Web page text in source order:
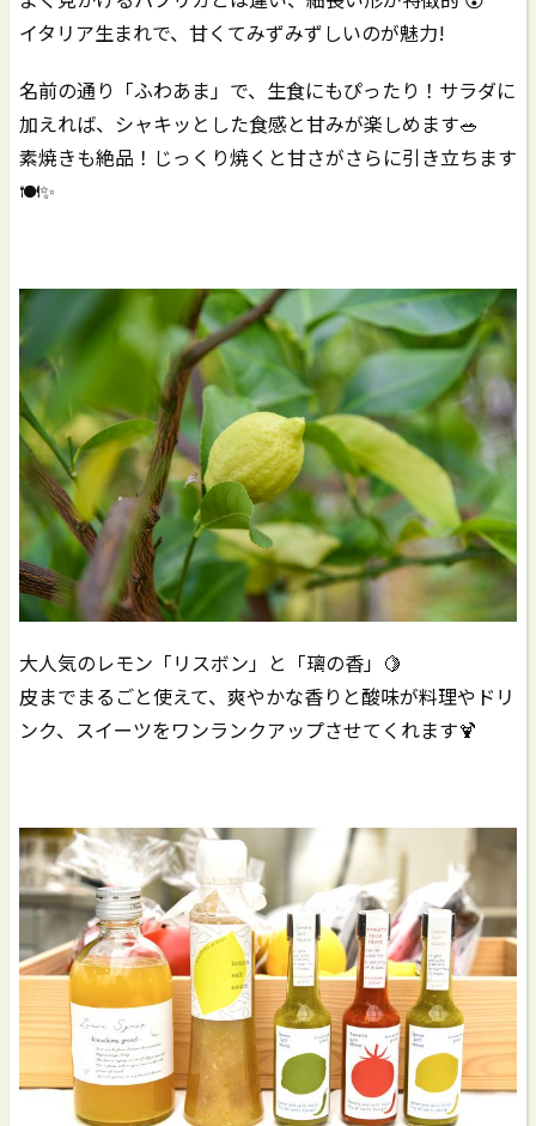
イタリア生まれで、甘くてみずみずしいのが魅力!
名前の通り「ふわあま」で、生食にもぴったり！サラダに
加えれば、シャキッとした食感と甘みが楽しめます🥗
素焼きも絶品！じっくり焼くと甘さがさらに引き立ちます
🍽️✨
大人気のレモン「リスボン」と「璃の香」🍋
皮までまるごと使えて、爽やかな香りと酸味が料理やドリ
ンク、スイーツをワンランクアップさせてくれます🍹